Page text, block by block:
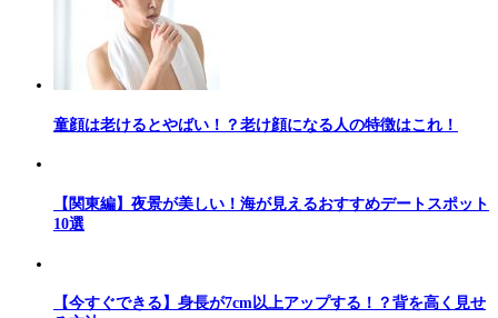
童顔は老けるとやばい！？老け顔になる人の特徴はこれ！
【関東編】夜景が美しい！海が見えるおすすめデートスポット
10選
【今すぐできる】身長が7cm以上アップする！？背を高く見せ